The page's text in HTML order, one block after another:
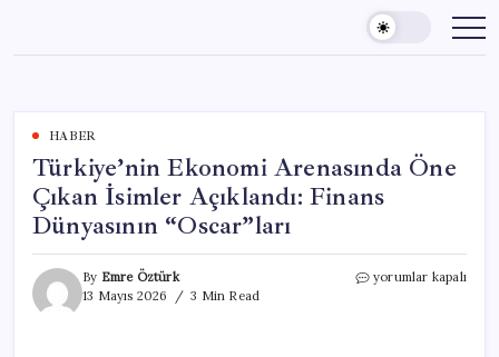
content
HABER
Türkiye’nin Ekonomi Arenasında Öne
Çıkan İsimler Açıklandı: Finans
Dünyasının “Oscar”ları
By Emre Öztürk
13 Mayıs 2026
3 Min Read
Türkiye’nin
yorumlar kapalı